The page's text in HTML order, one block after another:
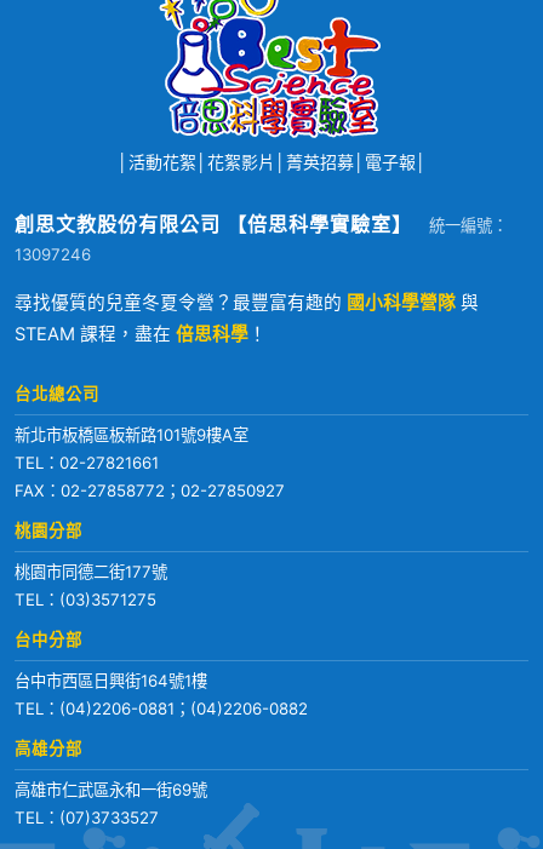
活動花絮 花絮影片 菁英招募│ 電子報
創思文教股份有限公司 【倍思科學實驗室】
統一編號：
13097246
尋找優質的兒童冬夏令營？最豐富有趣的 國小科學營隊 與
STEAM 課程，盡在 倍思科學 ！
台北總公司
新北市板橋區板新路101號9樓A室
TEL： 02-27821661
FAX：02-27858772；02-27850927
桃園分部
桃園市同德二街177號
TEL： (03)3571275
台中分部
台中市西區日興街164號1樓
TEL： (04)2206-0881 ； (04)2206-0882
高雄分部
高雄市仁武區永和一街69號
TEL： (07)3733527